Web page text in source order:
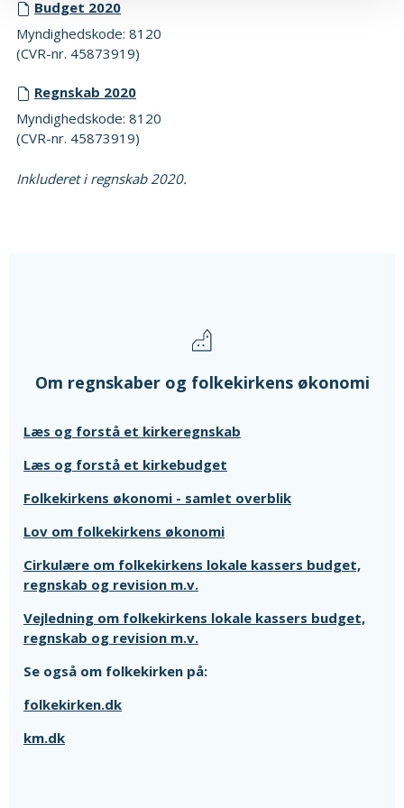
Budget 2020
Myndighedskode: 8120
(CVR-nr. 45873919)
Regnskab 2020
Myndighedskode: 8120
(CVR-nr. 45873919)
Inkluderet i regnskab 2020.
Om regnskaber og folkekirkens økonomi
Læs og forstå et kirkeregnskab
Læs og forstå et kirkebudget
Folkekirkens økonomi - samlet overblik
Lov om folkekirkens økonomi
Cirkulære om folkekirkens lokale kassers budget,
regnskab og revision m.v.
Vejledning om folkekirkens lokale kassers budget,
regnskab og revision m.v.
Se også om folkekirken på:
folkekirken.dk
km.dk